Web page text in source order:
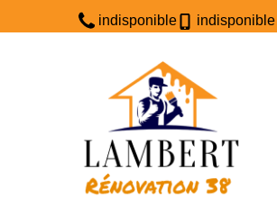
indisponible indisponible